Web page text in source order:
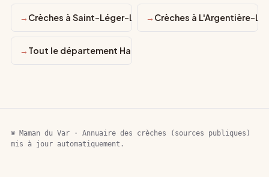
Crèches à Saint-Léger-Les-MélèzesCrèches à L'Argentière-
Tout le département Hautes-Alpes
© Maman du Var · Annuaire des crèches (sources publiques)
mis à jour automatiquement.